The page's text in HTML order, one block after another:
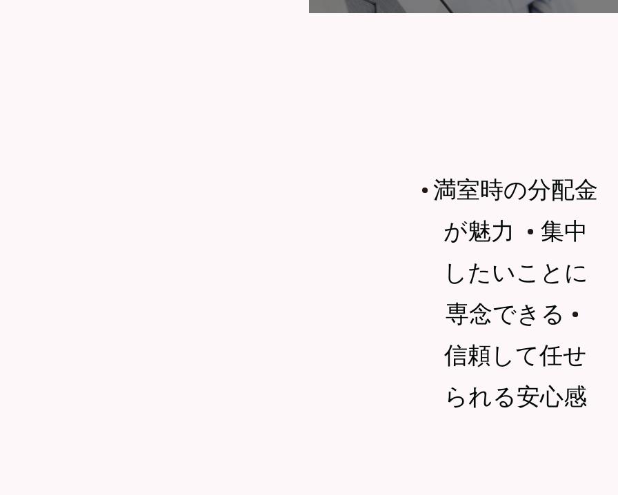
・満室時の分配金
が魅力 ・集中
したいことに
専念できる ・
信頼して任せ
られる安心感